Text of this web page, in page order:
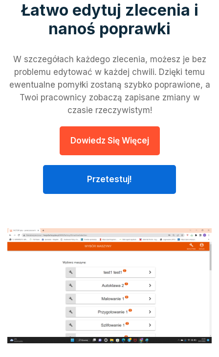
Łatwo edytuj zlecenia i
nanoś poprawki
W szczegółach każdego zlecenia, możesz je bez
problemu edytować w każdej chwili. Dzięki temu
ewentualne pomyłki zostaną szybko poprawione, a
Twoi pracownicy zobaczą zapisane zmiany w
czasie rzeczywistym!
Dowiedz Się Więcej
Przetestuj!